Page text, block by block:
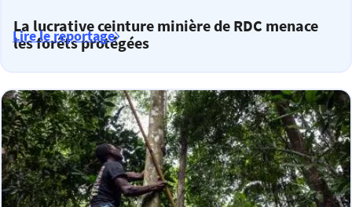
La lucrative ceinture minière de RDC menace
les forêts protégées
Lire le reportage